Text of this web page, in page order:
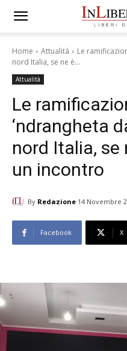
Home Attualità
Le
nord Italia, se ne è...
Attualità
Le
‘ndrangheta
nord Italia, se
un incontro
By Redazione 14 Novembre
Facebook X